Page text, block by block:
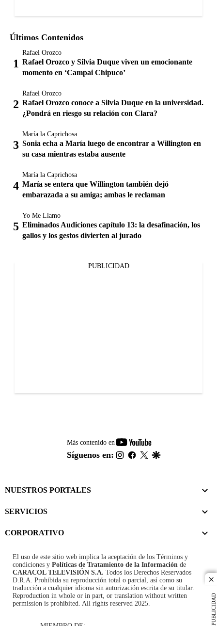
PUBLICIDAD
Últimos Contenidos
Rafael Orozco
Rafael Orozco y Silvia Duque viven un emocionante
momento en ‘Campai Chipuco’
Rafael Orozco
Rafael Orozco conoce a Silvia Duque en la universidad.
¿Pondrá en riesgo su relación con Clara?
María la Caprichosa
Sonia echa a María luego de encontrar a Willington en
su casa mientras estaba ausente
María la Caprichosa
María se entera que Willington también dejó
embarazada a su amiga; ambas le reclaman
Yo Me Llamo
Eliminados Audiciones capítulo 13: la desafinación, los
gallos y los gestos divierten al jurado
PUBLICIDAD
Más contenido en
youtube-
footer
Síguenos en: instagram
facebook
twitter
NUESTROS PORTALES
SERVICIOS
CORPORATIVO
El uso de este sitio web implica la aceptación de los Términos y
condiciones y Políticas de Tratamiento de la Información de
CARACOL TELEVISIÓN S.A. Todos los Derechos Reservados
D.R.A. Prohibida su reproducción total o parcial, así como su
traducción a cualquier idioma sin autorización escrita de su titular.
Reproduction in whole or in part, or translation without written
permission is prohibited. All rights reserved 2025.